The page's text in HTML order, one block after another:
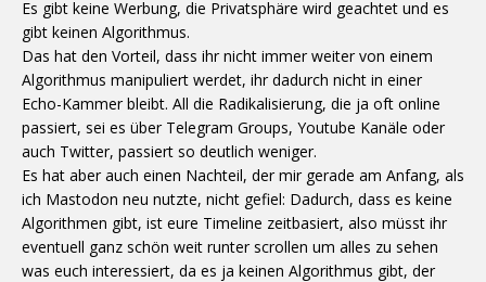
Es gibt keine Werbung, die Privatsphäre wird geachtet und es
gibt keinen Algorithmus.
Das hat den Vorteil, dass ihr nicht immer weiter von einem
Algorithmus manipuliert werdet, ihr dadurch nicht in einer
Echo-Kammer bleibt. All die Radikalisierung, die ja oft online
passiert, sei es über Telegram Groups, Youtube Kanäle oder
auch Twitter, passiert so deutlich weniger.
Es hat aber auch einen Nachteil, der mir gerade am Anfang, als
ich Mastodon neu nutzte, nicht gefiel: Dadurch, dass es keine
Algorithmen gibt, ist eure Timeline zeitbasiert, also müsst ihr
eventuell ganz schön weit runter scrollen um alles zu sehen
was euch interessiert, da es ja keinen Algorithmus gibt, der